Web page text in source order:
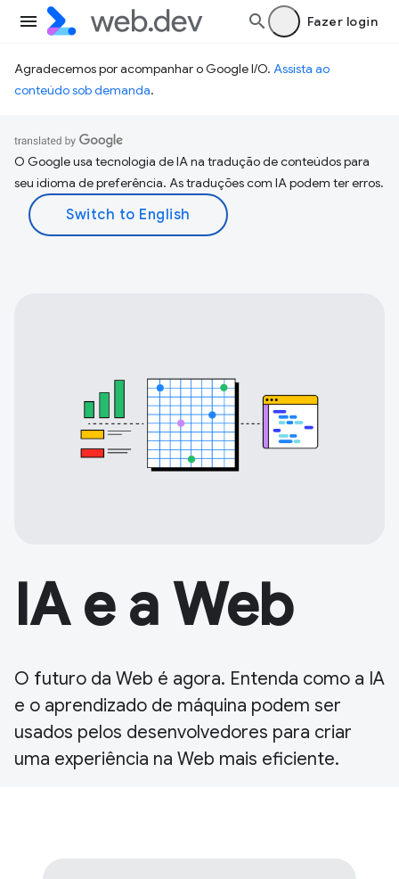
Fazer login
Agradecemos por acompanhar o Google I/O. Assista ao
conteúdo sob demanda.
O Google usa tecnologia de IA na tradução de conteúdos para
seu idioma de preferência. As traduções com IA podem ter erros.
IA e a Web
O futuro da Web é agora. Entenda como a IA
e o aprendizado de máquina podem ser
usados pelos desenvolvedores para criar
uma experiência na Web mais eficiente.